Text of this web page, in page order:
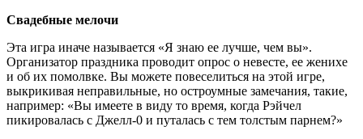
Свадебные мелочи
Эта игра иначе называется «Я знаю ее лучше, чем вы».
Организатор праздника проводит опрос о невесте, ее женихе
и об их помолвке. Вы можете повеселиться на этой игре,
выкрикивая неправильные, но остроумные замечания, такие,
например: «Вы имеете в виду то время, когда Рэйчел
пикировалась с Джелл-0 и путалась с тем толстым парнем?»